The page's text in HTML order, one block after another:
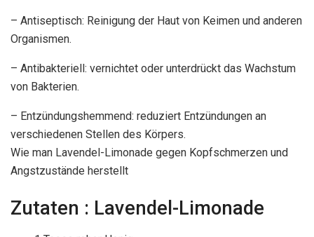
– Antiseptisch: Reinigung der Haut von Keimen und anderen
Organismen.
– Antibakteriell: vernichtet oder unterdrückt das Wachstum
von Bakterien.
– Entzündungshemmend: reduziert Entzündungen an
verschiedenen Stellen des Körpers.
Wie man Lavendel-Limonade gegen Kopfschmerzen und
Angstzustände herstellt
Zutaten : Lavendel-Limonade